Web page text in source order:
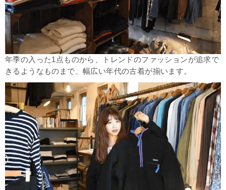
年季の入った1点ものから、トレンドのファッションが追求で
きるようなものまで、幅広い年代の古着が揃います。